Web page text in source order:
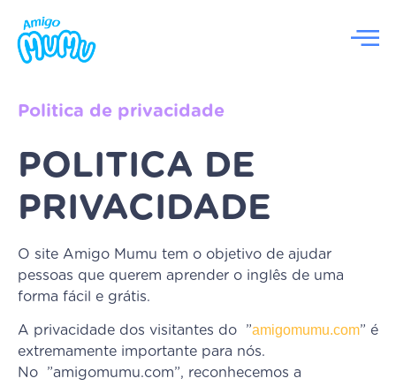
Politica de privacidade
POLITICA DE
PRIVACIDADE
O site Amigo Mumu tem o objetivo de ajudar
pessoas que querem aprender o inglês de uma
forma fácil e grátis.
A privacidade dos visitantes do ”amigomumu.com” é
extremamente importante para nós.
No ”amigomumu.com”, reconhecemos a